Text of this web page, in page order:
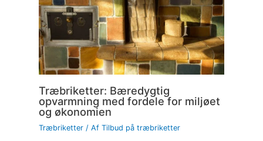
Træbriketter: Bæredygtig
opvarmning med fordele for miljøet
og økonomien
Træbriketter/ Af Tilbud på træbriketter